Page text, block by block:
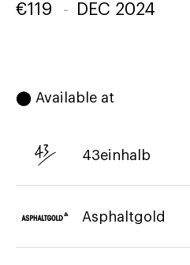
€119 - DEC 2024
⬤ Available at
43einhalb
Asphaltgold